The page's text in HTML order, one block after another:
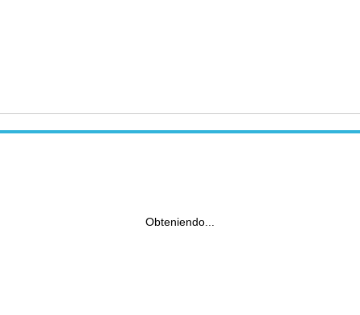
Obteniendo...